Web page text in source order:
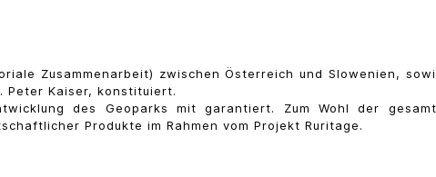
Zusammenarbeit) zwischen Österreich und Slowenien,
Peter Kaiser, konstituiert.
des Geoparks mit garantiert. Zum Wohl der
Produkte im Rahmen vom Projekt Ruritage.